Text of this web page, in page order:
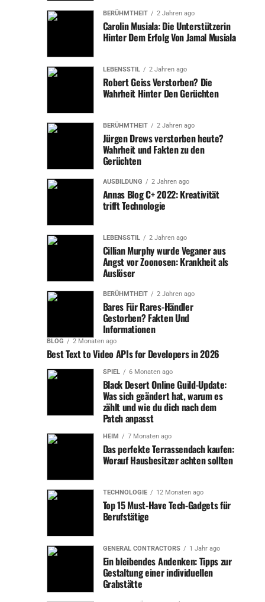
Für diejenigen, die Unabhängigkeit von der öffentlichen
Stromversorgung suchen oder eine flexible, robuste
Balkonkraftwerk eine hervorragende Investition. Die Off-
Grid Solar Balkonanlage ist nicht nur umweltfreundlich,
sondern auch benutzerfreundlich und vielseitig, was sie
Energiebedürfnissen macht.
Up NextBest Text to Video APIs for
Developers in 2026
Don't MissBjörn Höcke (AfD): Ehefrau, Kinder, Politik –
Der Steckbrief
BERÜHMTHEIT 2 Jahren ago
Carolin Musiala: Die Unterstützerin
Hinter Dem Erfolg Von Jamal Musiala
LEBENSSTIL 2 Jahren ago
Robert Geiss Verstorben? Die
Wahrheit Hinter Den Gerüchten
BERÜHMTHEIT 2 Jahren ago
Jürgen Drews verstorben heute?
Wahrheit und Fakten zu den
Gerüchten
AUSBILDUNG 2 Jahren ago
Annas Blog C+ 2022: Kreativität
trifft Technologie
LEBENSSTIL 2 Jahren ago
Cillian Murphy wurde Veganer aus
Angst vor Zoonosen: Krankheit als
Auslöser
BERÜHMTHEIT 2 Jahren ago
Bares Für Rares-Händler
Gestorben? Fakten Und
Informationen
BLOG 2 Monaten ago
Best Text to Video APIs for Developers in 2026
SPIEL 6 Monaten ago
Black Desert Online Guild-Update:
Was sich geändert hat, warum es
zählt und wie du dich nach dem
Patch anpasst
HEIM 7 Monaten ago
Das perfekte Terrassendach kaufen:
Worauf Hausbesitzer achten sollten
TECHNOLOGIE 12 Monaten ago
Top 15 Must-Have Tech-Gadgets für
Berufstätige
GENERAL CONTRACTORS 1 Jahr ago
Ein bleibendes Andenken: Tipps zur
Gestaltung einer individuellen
Grabstätte